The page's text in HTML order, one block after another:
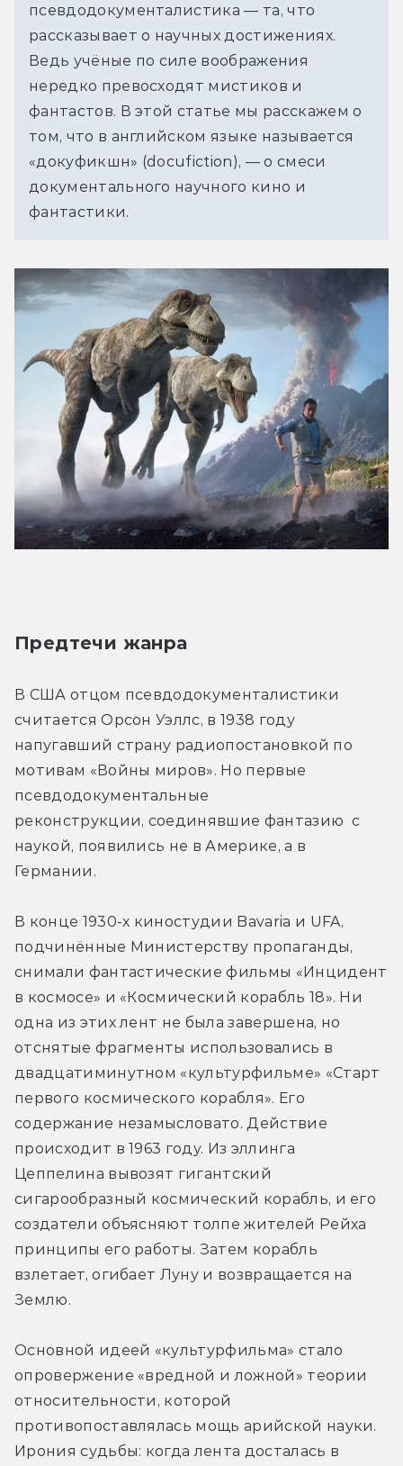
псевдодокументалистика — та, что
рассказывает о научных достижениях.
Ведь учёные по силе воображения
нередко превосходят мистиков и
фантастов. В этой статье мы расскажем о
том, что в английском языке называется
«докуфикшн» (docufiction), — о смеси
документального научного кино и
фантастики.
Предтечи жанра
В США отцом псевдодокументалистики
считается Орсон Уэллс, в 1938 году
напугавший страну радиопостановкой по
мотивам «Войны миров». Но первые
псевдодокументальные
реконструкции, соединявшие фантазию  с
наукой, появились не в Америке, а в
Германии.
В конце 1930-х киностудии Bavaria и UFA,
подчинённые Министерству пропаганды,
снимали фантастические фильмы «Инцидент
в космосе» и «Космический корабль 18». Ни
одна из этих лент не была завершена, но
отснятые фрагменты использовались в
двадцатиминутном «культурфильме» «Старт
первого космического корабля». Его
содержание незамысловато. Действие
происходит в 1963 году. Из эллинга
Цеппелина вывозят гигантский
сигарообразный космический корабль, и его
создатели объясняют толпе жителей Рейха
принципы его работы. Затем корабль
взлетает, огибает Луну и возвращается на
Землю.
Основной идеей «культурфильма» стало
опровержение «вредной и ложной» теории
относительности, которой
противопоставлялась мощь арийской науки.
Ирония судьбы: когда лента досталась в